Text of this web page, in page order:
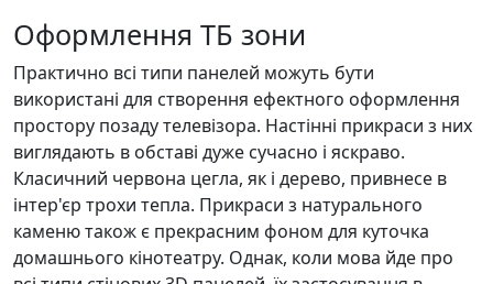
Оформлення ТБ зони
Практично всі типи панелей можуть бути
використані для створення ефектного оформлення
простору позаду телевізора. Настінні прикраси з них
виглядають в обставі дуже сучасно і яскраво.
Класичний червона цегла, як і дерево, привнесе в
інтер'єр трохи тепла. Прикраси з натурального
каменю також є прекрасним фоном для куточка
домашнього кінотеатру. Однак, коли мова йде про